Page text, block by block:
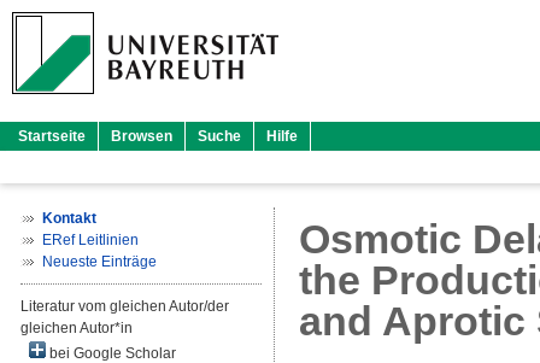
Startseite Browsen Suche Hilfe
Kontakt
ERef Leitlinien
Neueste Einträge
Literatur vom gleichen Autor/der
gleichen Autor*in
bei Google Scholar
Osmotic
the
and Aprotic